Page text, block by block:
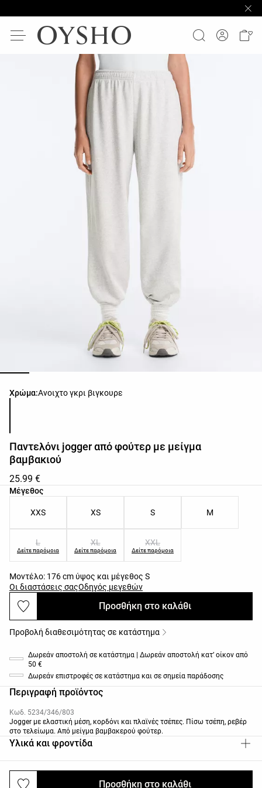
Χρώμα:Ανοιχτο γκρι βιγκουρε
Λίστα χρωμάτων προϊόντος
Παντελόνι jogger από φούτερ με μείγμα
βαμβακιού
25.99 €
Μέγεθος
Λίστα μεγεθών προϊόντος
XXS XS S M
L
Δείτε παρόμοια
XL
Δείτε παρόμοια
XXL
Δείτε παρόμοια
Μοντέλο: 176 cm ύψος και μέγεθος S
Οι διαστάσεις σαςΟδηγός μεγεθών
Προσθήκη στο καλάθι
Προσθήκη στο καλάθι
Προβολή διαθεσιμότητας σε κατάστημα
Δωρεάν αποστολή σε κατάστημα | Δωρεάν αποστολή κατ’ οίκον από
50 €
Δωρεάν επιστροφές σε κατάστημα και σε σημεία παράδοσης
Περιγραφή προϊόντος
Κωδ. 5234/346/803
Jogger με ελαστική μέση, κορδόνι και πλαϊνές τσέπες. Πίσω τσέπη, ρεβέρ
στο τελείωμα. Από μείγμα βαμβακερού φούτερ.
Υλικά και φροντίδα